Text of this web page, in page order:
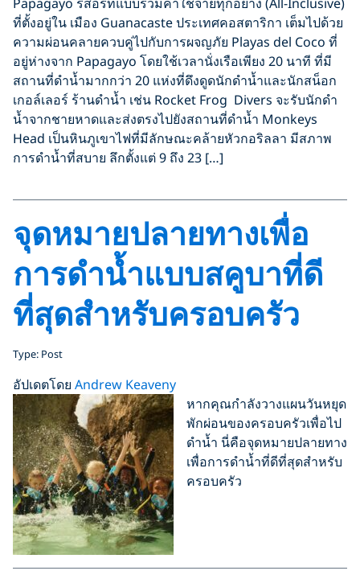
ที่ตั้งอยู่ใน เมือง Guanacaste ประเทศคอสตาริกา เต็มไปด้วย
ความผ่อนคลายควบคู่ไปกับการผจญภัย Playas del Coco ที่
อยู่ห่างจาก Papagayo โดยใช้เวลานั่งเรือเพียง 20 นาที ที่มี
สถานที่ดำน้ำมากกว่า 20 แห่งที่ดึงดูดนักดำน้ำและนักสน็อก
เกอล์เลอร์ ร้านดำน้ำ เช่น Rocket Frog Divers จะรับนักดำ
น้ำจากชายหาดและส่งตรงไปยังสถานที่ดำน้ำ Monkeys
Head เป็นหินภูเขาไฟที่มีลักษณะคล้ายหัวกอริลลา มีสภาพ
การดำน้ำที่สบาย ลึกตั้งแต่ 9 ถึง 23 […]
จุดหมายปลายทางเพื่อ
การดำน้ำแบบสคูบาที่ดี
ที่สุดสำหรับครอบครัว
Type: Post
อัปเดตโดย Andrew Keaveny
หากคุณกำลังวางแผนวันหยุด
พักผ่อนของครอบครัวเพื่อไป
ดำน้ำ นี่คือจุดหมายปลายทาง
เพื่อการดำน้ำที่ดีที่สุดสำหรับ
ครอบครัว